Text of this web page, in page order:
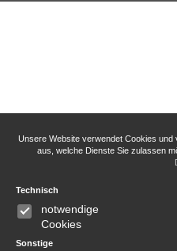
Unsere Website verwendet Cookies und
aus, welche Dienste Sie zulassen
Technisch
notwendige
Cookies
Sonstige